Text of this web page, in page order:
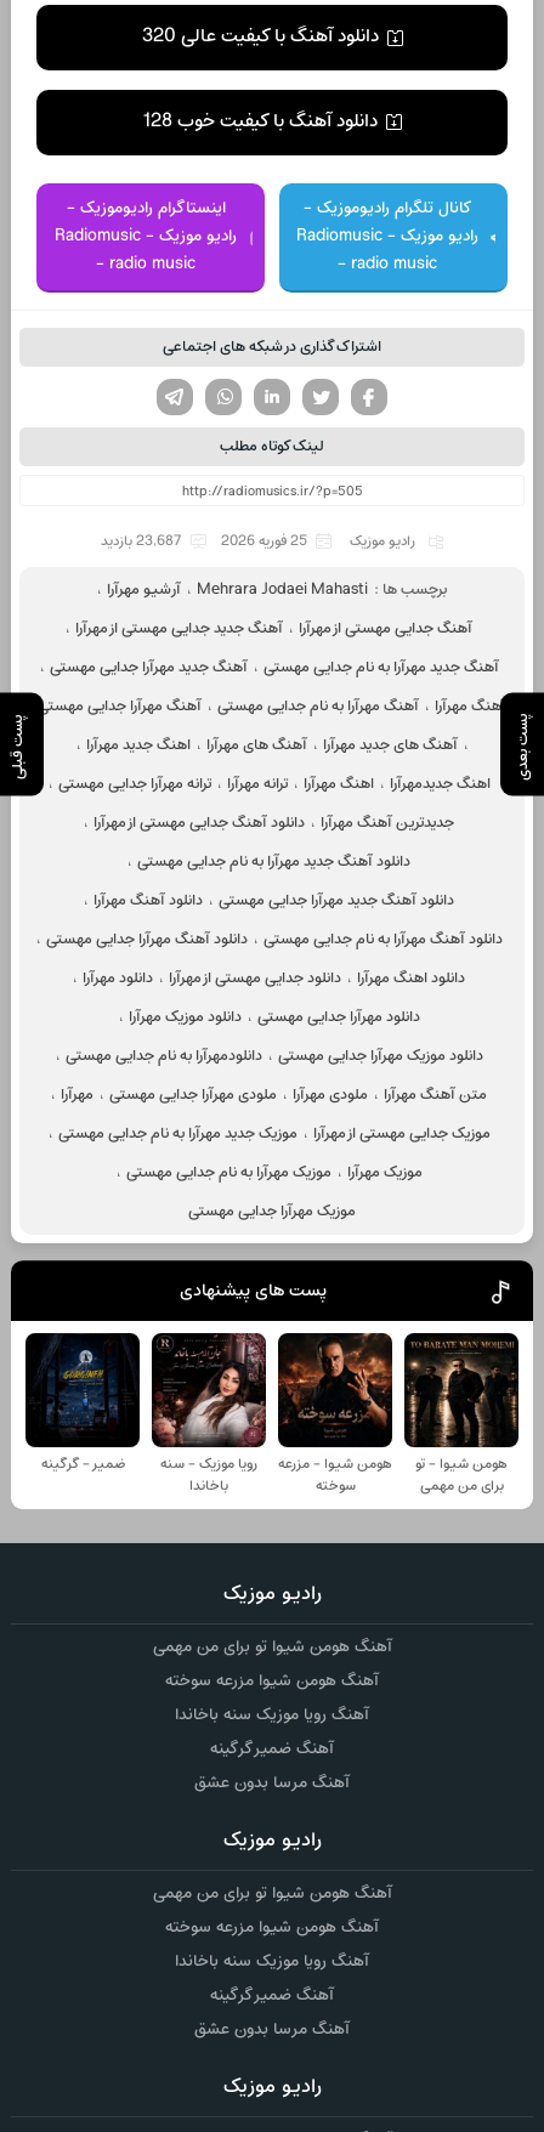
پست بعدی پست قبلی
دانلود آهنگ با کیفیت عالی 320
دانلود آهنگ با کیفیت خوب 128
کانال تلگرام رادیوموزیک -
رادیو موزیک - Radiomusic
- radio music
اینستاگرام رادیوموزیک -
رادیو موزیک - Radiomusic
- radio music
اشتراک گذاری در شبکه های اجتماعی
لینکدین تویتر
فیسوک
لینک کوتاه مطلب
رادیو موزیک 25 فوریه 2026 23,687 بازدید
برچسب ها : Mehrara Jodaei Mahasti ، آرشیو مهرآرا ،
آهنگ جدایی مهستی از مهرآرا ، آهنگ جدید جدایی مهستی از مهرآرا ،
آهنگ جدید مهرآرا به نام جدایی مهستی ، آهنگ جدید مهرآرا جدایی مهستی ،
آهنگ مهرآرا ، آهنگ مهرآرا به نام جدایی مهستی ، آهنگ مهرآرا جدایی مهستی
، آهنگ های جدید مهرآرا ، آهنگ های مهرآرا ، اهنگ جدید مهرآرا ،
اهنگ جدیدمهرآرا ، اهنگ مهرآرا ، ترانه مهرآرا ، ترانه مهرآرا جدایی مهستی ،
جدیدترین آهنگ مهرآرا ، دانلود آهنگ جدایی مهستی از مهرآرا ،
دانلود آهنگ جدید مهرآرا به نام جدایی مهستی ،
دانلود آهنگ جدید مهرآرا جدایی مهستی ، دانلود آهنگ مهرآرا ،
دانلود آهنگ مهرآرا به نام جدایی مهستی ، دانلود آهنگ مهرآرا جدایی مهستی ،
دانلود اهنگ مهرآرا ، دانلود جدایی مهستی از مهرآرا ، دانلود مهرآرا ،
دانلود مهرآرا جدایی مهستی ، دانلود موزیک مهرآرا ،
دانلود موزیک مهرآرا جدایی مهستی ، دانلودمهرآرا به نام جدایی مهستی ،
متن آهنگ مهرآرا ، ملودی مهرآرا ، ملودی مهرآرا جدایی مهستی ، مهرآرا ،
موزیک جدایی مهستی از مهرآرا ، موزیک جدید مهرآرا به نام جدایی مهستی ،
موزیک مهرآرا ، موزیک مهرآرا به نام جدایی مهستی ،
موزیک مهرآرا جدایی مهستی
پست های پیشنهادی
هومن شیوا - تو
برای من مهمی
هومن شیوا - مزرعه
سوخته
رویا موزیک - سنه
باخاندا
ضمیر - گرگینه
رادیو موزیک
آهنگ هومن شیوا تو برای من مهمی
آهنگ هومن شیوا مزرعه سوخته
آهنگ رویا موزیک سنه باخاندا
آهنگ ضمیر گرگینه
آهنگ مرسا بدون عشق
رادیو موزیک
آهنگ هومن شیوا تو برای من مهمی
آهنگ هومن شیوا مزرعه سوخته
آهنگ رویا موزیک سنه باخاندا
آهنگ ضمیر گرگینه
آهنگ مرسا بدون عشق
رادیو موزیک